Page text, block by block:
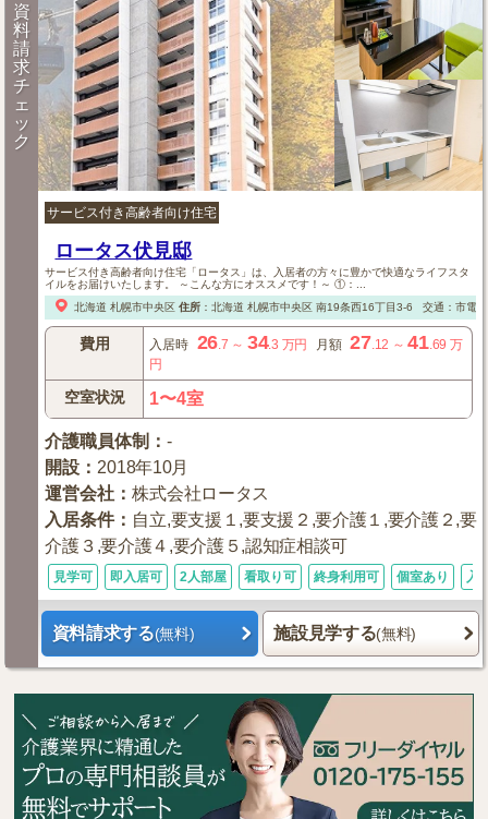
資
料
請
求
チ
ェ
ッ
ク
サービス付き高齢者向け住宅
ロータス伏見邸
サービス付き高齢者向け住宅「ロータス」は、入居者の方々に豊かで快適なライフスタ
イルをお届けいたします。 ～こんな方にオススメです！～ ①：...
北海道 札幌市中央区 住所： 北海道 札幌市中央区南19条西16丁目3-6 交通：市電
費用 入居時 26.7 ～ 34.3 万円 月額 27.12 ～41.69 万
円
空室状況 1〜4室
介護職員体制 ：-
開設 ： 2018年10月
運営会社 ：株式会社ロータス
入居条件： 自立,要支援１,要支援２,要介護１,要介護２,要
介護３,要介護４,要介護５,認知症相談可
見学可 即入居可 2人部屋 看取り可 終身利用可 個室あり 入
資料請求する(無料) 施設見学する(無料)